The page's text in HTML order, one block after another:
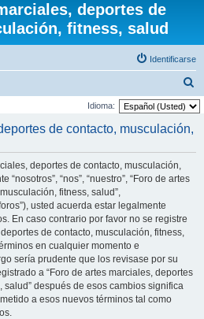
deportes de
fitness, salud
Identificarse
u
Idioma:
de contacto, musculación,
deportes de contacto, musculación,
“nosotros”, “nos”, “nuestro”, “Foro de artes
fitness, salud”,
usted acuerda estar legalmente
En caso contrario por favor no se registre
de contacto, musculación, fitness,
en cualquier momento e
sería prudente que los revisase por su
a “Foro de artes marciales, deportes
salud” después de esos cambios significa
a esos nuevos términos tal como